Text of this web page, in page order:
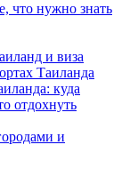
что нужно знать
и виза
Таиланда
куда
отдохнуть
и